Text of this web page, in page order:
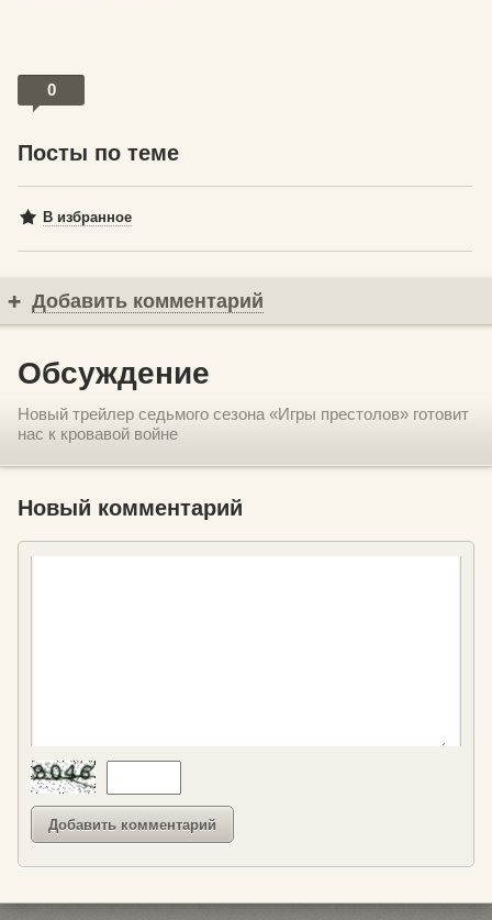
0
Посты по теме
В избранное
Добавить комментарий
Обсуждение
Новый трейлер седьмого сезона «Игры престолов» готовит
нас к кровавой войне
Новый комментарий